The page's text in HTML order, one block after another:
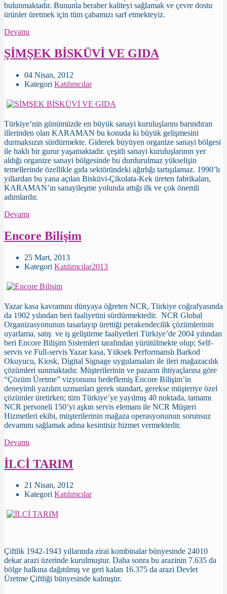
bulunmaktadır. Bununla beraber kaliteyi sağlamak ve çevre dostu
ürünler üretmek için tüm çabamızı sarf etmekteyiz.
Devamı
ŞİMŞEK BİSKÜVİ VE GIDA
04 Nisan, 2012
Kategori Katılımcılar
Türkiye’nin günümüzde en büyük sanayi kuruluşlarını barındıran
illerinden olan KARAMAN bu konuda ki büyük gelişmesini
durmaksızın sürdürmekte. Giderek büyüyen organize sanayi bölgesi
ile haklı bir gurur yaşamaktadır. çeşitli sanayi kuruluşlarının yer
aldığı organize sanayi bölgesinde bu durdurulmaz yükselişin
temellerinde özellikle gıda sektöründeki ağırlığı tartışılamaz. 1990’lı
yıllardan bu yana açılan Bisküvi-Çikolata-Kek üreten fabrikaları,
KARAMAN’ın sanayileşme yolunda attığı ilk ve çok önemli
adımlardır.
Devamı
Encore Bilişim
25 Mart, 2013
Kategori Katılımcılar2013
Yazar kasa kavramını dünyaya öğreten NCR, Türkiye coğrafyasında
da 1902 yılından beri faaliyetini sürdürmektedir. NCR Global
Organizasyonunun tasarlayıp ürettiği perakendecilik çözümlerinin
uyarlama, satış ve iş geliştirme faaliyetleri Türkiye’de 2004 yılından
beri Encore Bilişim Sistemleri tarafından yürütülmekte olup; Self-
servis ve Full-servis Yazar kasa, Yüksek Performanslı Barkod
Okuyucu, Kiosk, Digital Signage uygulamaları ile ileri mağazacılık
çözümleri sunmaktadır. Müşterilerinin ve pazarın ihtiyaçlarına göre
“Çözüm Üretme” vizyonunu hedeflemiş Encore Bilişim’in
deneyimli yazılım uzmanları gerek standart, gerekse müşteriye özel
çözümler üretirken; tüm Türkiye’ye yayılmış 40 noktada, tamamı
NCR personeli 150’yi aşkın servis elemanı ile NCR Müşteri
Hizmetleri ekibi, müşterilerinin mağaza operasyonunun sorunsuz
devamını sağlamak adına kesintisiz hizmet vermektedir.
Devamı
İLCİ TARIM
21 Nisan, 2012
Kategori Katılımcılar
Çiftlik 1942-1943 yıllarında zirai kombinalar bünyesinde 24010
dekar arazi üzerinde kurulmuştur. Daha sonra bu arazinin 7.635 da
bölge halkına dağıtılmış ve geri kalan 16.375 da arazi Devlet
Üretme Çiftliği bünyesinde kalmıştır.